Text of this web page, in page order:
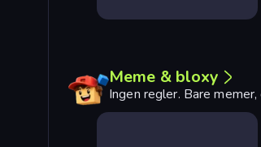
Meme & bloxy
Ingen regler. Bare